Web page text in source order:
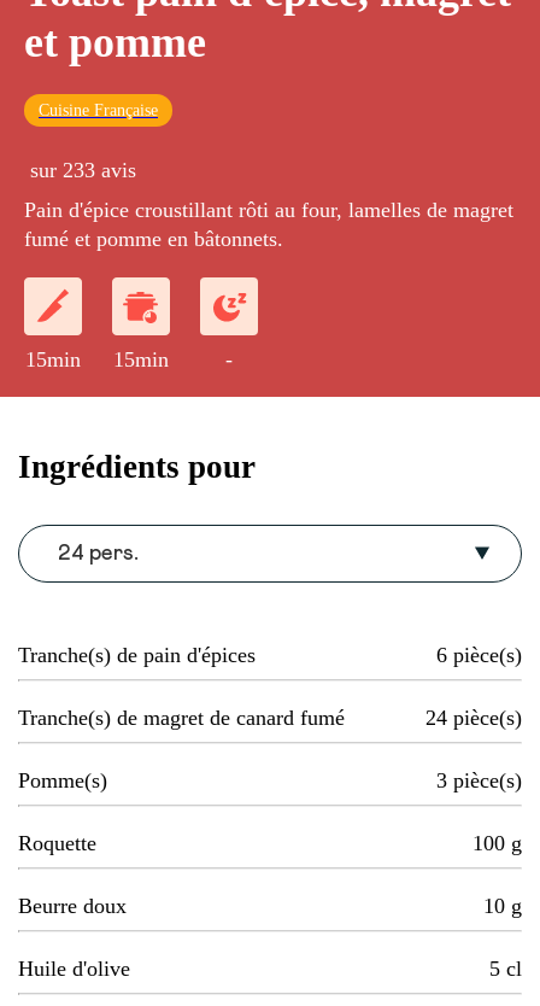
et pomme
Cuisine Française
sur 233 avis
Pain d'épice croustillant rôti au four, lamelles de magret
fumé et pomme en bâtonnets.
15min 15min -
Ingrédients pour
24 pers.
Tranche(s) de pain d'épices 6 pièce(s)
Tranche(s) de magret de canard fumé 24 pièce(s)
Pomme(s) 3 pièce(s)
Roquette 100 g
Beurre doux 10 g
Huile d'olive 5 cl